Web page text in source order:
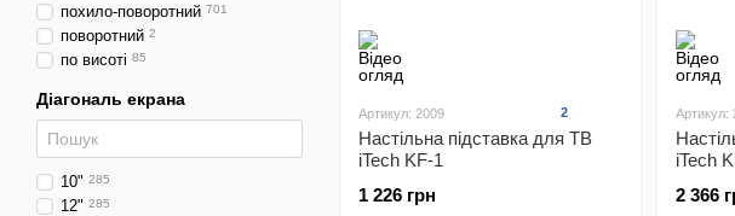
Артикул: 2009 2
Настільна підставка для ТВ
iTech KF-1
1 226 грн
Артикул:
iTech
2 366
похило-поворотний 701
поворотний 2
по висоті 85
Діагональ екрана
10" 285
12" 285